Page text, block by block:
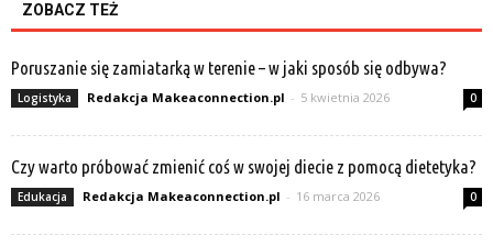
ZOBACZ TEŻ
Poruszanie się zamiatarką w terenie – w jaki sposób się odbywa?
Logistyka Redakcja Makeaconnection.pl - 5 kwietnia 2026 0
Czy warto próbować zmienić coś w swojej diecie z pomocą dietetyka?
Edukacja Redakcja Makeaconnection.pl - 16 marca 2026 0